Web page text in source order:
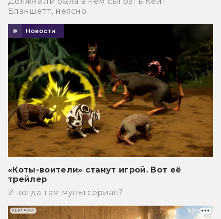
Бланшетт, неясно.
Новости
«Коты-воители» станут игрой. Вот её
трейлер
И когда там мультсериал?
РЕКЛАМА